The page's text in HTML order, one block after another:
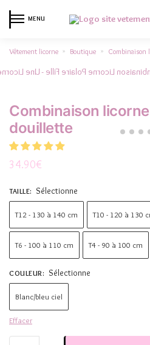
MENU
Vêtement licorne » Boutique » Combinaison
Combinaison
douillette
34.90€
TAILLE: Sélectionne
T12 - 130 à 140 cm T10 - 120 à 130
T6 - 100 à 110 cm T4 - 90 à 100 cm
COULEUR: Sélectionne
Blanc/bleu ciel
Effacer